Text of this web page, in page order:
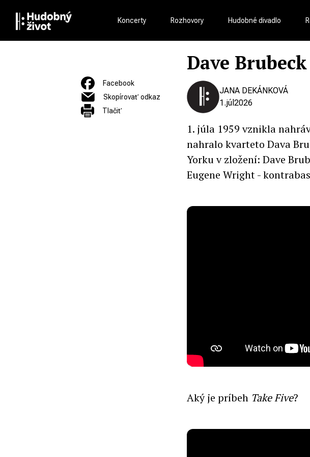
Koncerty Rozhovory Hudobné divadlo
Dave
Facebook
Skopírovať odkaz
Tlačiť
JANA DEKÁNKOVÁ
1.júl 2026
1. júla 1959 vznikla
nahralo kvarteto Dava
Yorku v zložení: Dave
Eugene Wright -
Aký je príbeh Take Five?